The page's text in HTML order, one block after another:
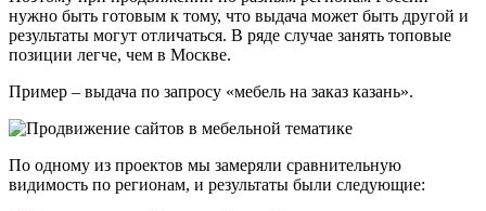
нужно быть готовым к тому, что выдача может быть другой и
результаты могут отличаться. В ряде случае занять топовые
позиции легче, чем в Москве.
Пример – выдача по запросу «мебель на заказ казань».
По одному из проектов мы замеряли сравнительную
видимость по регионам, и результаты были следующие: